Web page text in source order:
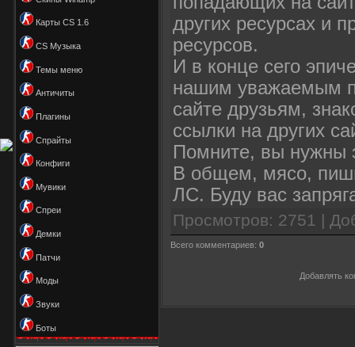
Карты CS 1.6
CS Музыка
Темы меню
Античиты
Плагины
Спрайты
Конфиги
Мувики
Спреи
Демки
Патчи
Моды
Звуки
Боты
других ресурсах и
ресурсов.
И в конце сего
нашим уважаемым
сайте друзьям,
ссылки на других
Помните, вы нужны
В общем, мясо,
ЛС. Буду вас
Просмотров: 2751 |
Всего комментариев: 0
Добавлять